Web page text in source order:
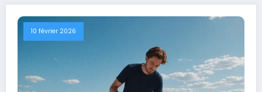
10 février 2026